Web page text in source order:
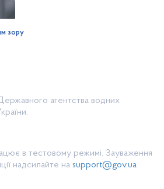
агентства водних
в тестовому режимі. Зауваження
надсилайте на support@gov.ua
зору